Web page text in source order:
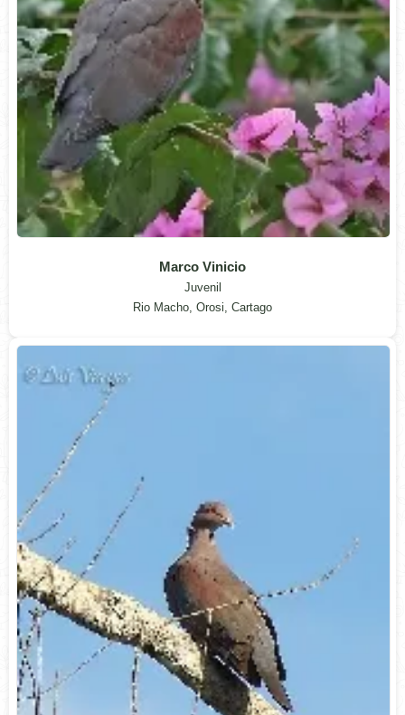
Marco Vinicio
Juvenil
Rio Macho, Orosi, Cartago